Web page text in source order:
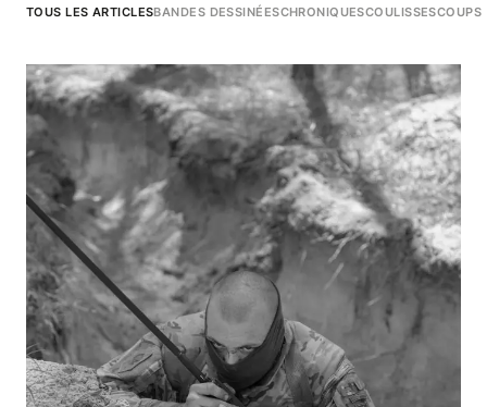
TOUS LES ARTICLESBANDES DESSINÉESCHRONIQUESCOULISSESCOUPS